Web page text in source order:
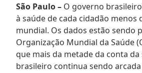
São Paulo – O governo
à saúde de cada cidadão menos
mundial. Os dados estão sendo
Organização Mundial da Saúde
que mais da metade da conta
brasileiro continua sendo